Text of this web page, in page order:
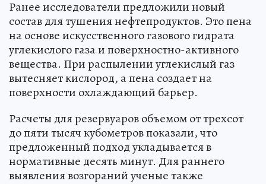
Ранее исследователи предложили новый
состав для тушения нефтепродуктов. Это пена
на основе искусственного газового гидрата
углекислого газа и поверхностно-активного
вещества. При распылении углекислый газ
вытесняет кислород, а пена создает на
поверхности охлаждающий барьер.
Расчеты для резервуаров объемом от трехсот
до пяти тысяч кубометров показали, что
предложенный подход укладывается в
нормативные десять минут. Для раннего
выявления возгораний ученые также